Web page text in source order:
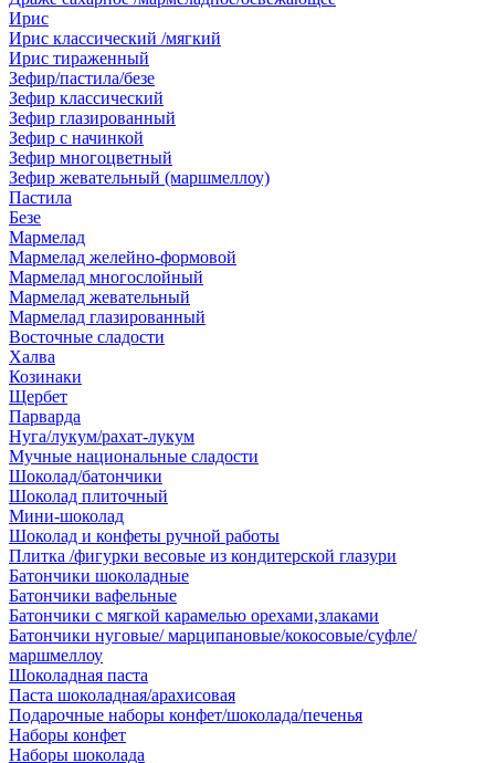
Ирис
Ирис классический /мягкий
Ирис тираженный
Зефир/пастила/безе
Зефир классический
Зефир глазированный
Зефир с начинкой
Зефир многоцветный
Зефир жевательный (маршмеллоу)
Пастила
Безе
Мармелад
Мармелад желейно-формовой
Мармелад многослойный
Мармелад жевательный
Мармелад глазированный
Восточные сладости
Халва
Козинаки
Щербет
Парварда
Нуга/лукум/рахат-лукум
Мучные национальные сладости
Шоколад/батончики
Шоколад плиточный
Мини-шоколад
Шоколад и конфеты ручной работы
Плитка /фигурки весовые из кондитерской глазури
Батончики шоколадные
Батончики вафельные
Батончики с мягкой карамелью орехами,злаками
Батончики нуговые/ марципановые/кокосовые/суфле/
маршмеллоу
Шоколадная паста
Паста шоколадная/арахисовая
Подарочные наборы конфет/шоколада/печенья
Наборы конфет
Наборы шоколада